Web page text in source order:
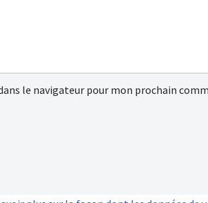
le navigateur pour mon prochain